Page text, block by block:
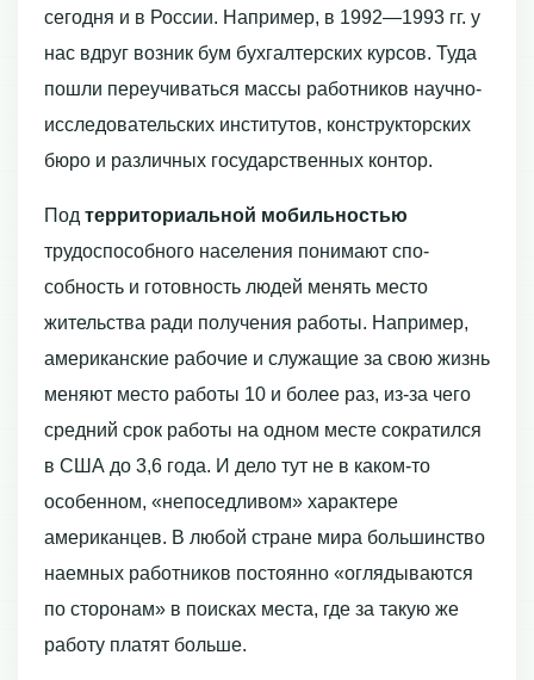
сегодня и в России. Напри­мер, в 1992—1993 гг. у
нас вдруг возник бум бухгалтерских курсов. Туда
пошли переучиваться массы работников научно-
исследовательских институтов, конструк­торских
бюро и различных государственных контор.
Под территориальной мобильностью
трудоспособного населения понимают спо­
собность и готовность людей менять место
жительства ради получения работы. Например,
американские рабочие и служащие за свою жизнь
меняют место работы 10 и более раз, из-за чего
средний срок работы на одном месте сократился
в США до 3,6 года. И дело тут не в каком-то
особенном, «непоседливом» характере
американцев. В любой стране мира большинство
наемных работников постоянно «оглядываются
по сторонам» в поисках места, где за такую же
работу платят больше.